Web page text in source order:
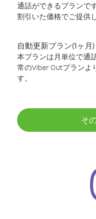
通話ができるプランで
割引いた価格でご提供
自動更新プラン(1ヶ月)
本プランは月単位で通
常のViber Outプランよ
す。
そ